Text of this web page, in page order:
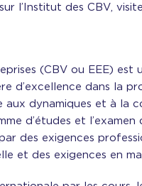
l’Institut des CBV,
(CBV ou EEE)
d’excellence dans la
aux dynamiques et à la
d’études et
des exigences
et des exigences en